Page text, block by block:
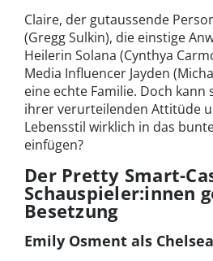
Claire, der gutaussende
(Gregg Sulkin), die einstige
Heilerin Solana (Cynthya
Media Influencer Jayden
eine echte Familie. Doch kann
ihrer verurteilenden Attitüde
Lebensstil wirklich in das
einfügen?
Der Pretty Smart-
Schauspieler:innen
Besetzung
Emily Osment als Chelsea